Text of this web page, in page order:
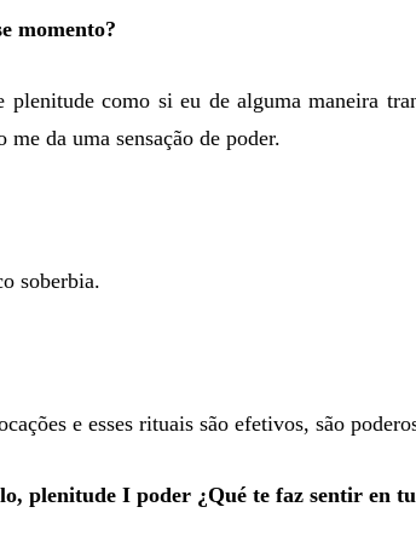
momento?
como si eu de alguma maneira
me da uma sensação de poder.
soberbia.
e esses rituais são efetivos, são
plenitude I poder ¿Qué te faz sentir en